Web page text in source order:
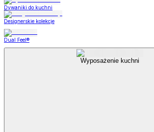
Dywaniki do kuchni
Designerskie kolekcje
Dual Feel®
Wyposażenie kuchni